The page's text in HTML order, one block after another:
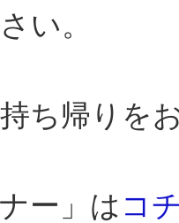
い。
ち帰りを
ー」は コ